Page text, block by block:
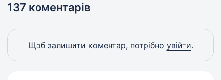
137 коментарів
Щоб залишити коментар, потрібно увійти.